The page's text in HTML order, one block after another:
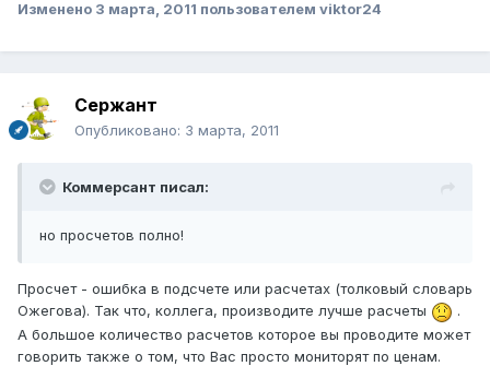
Изменено 3 марта, 2011 пользователем viktor24
Сержант
Опубликовано: 3 марта, 2011
Коммерсант писал:
но просчетов полно!
Просчет - ошибка в подсчете или расчетах (толковый словарь
Ожегова). Так что, коллега, производите лучше расчеты
.
А большое количество расчетов которое вы проводите может
говорить также о том, что Вас просто мониторят по ценам.